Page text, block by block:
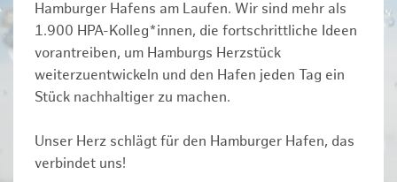
Hamburger Hafens am Laufen. Wir sind mehr als
1.900 HPA-Kolleg*innen, die fortschrittliche Ideen
vorantreiben, um Hamburgs Herzstück
weiterzuentwickeln und den Hafen jeden Tag ein
Stück nachhaltiger zu machen.
Unser Herz schlägt für den Hamburger Hafen, das
verbindet uns!